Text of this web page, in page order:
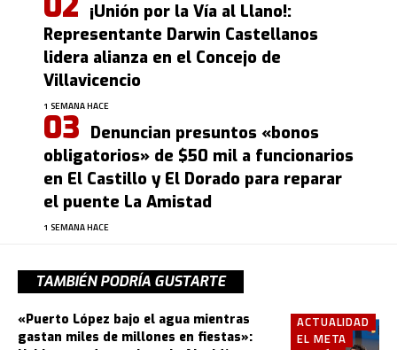
¡Unión por la Vía al Llano!:
Representante Darwin Castellanos
lidera alianza en el Concejo de
Villavicencio
1 SEMANA HACE
Denuncian presuntos «bonos
obligatorios» de $50 mil a funcionarios
en El Castillo y El Dorado para reparar
el puente La Amistad
1 SEMANA HACE
TAMBIÉN PODRÍA GUSTARTE
ACTUALIDAD
EL META
«Puerto López bajo el agua mientras
gastan miles de millones en fiestas»: